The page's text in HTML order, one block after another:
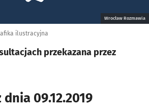
Wrocław Rozmawia
ilustracyjna
przekazana przez
09.12.2019